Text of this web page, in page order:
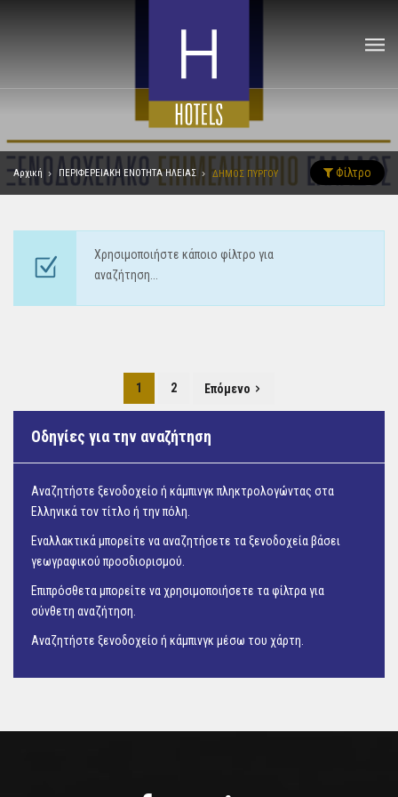
Αρχική ΠΕΡΙΦΕΡΕΙΑΚΗ ΕΝΟΤΗΤΑ ΗΛΕΙΑΣ ΔΗΜΟΣ ΠΥΡΓΟΥ Φίλτρο
Χρησιμοποιήστε κάποιο φίλτρο για
αναζήτηση...
1 2 Επόμενο
Οδηγίες για την αναζήτηση
Αναζητήστε ξενοδοχείο ή κάμπινγκ πληκτρολογώντας στα
Ελληνικά τον τίτλο ή την πόλη.
Εναλλακτικά μπορείτε να αναζητήσετε τα ξενοδοχεία βάσει
γεωγραφικού προσδιορισμού.
Επιπρόσθετα μπορείτε να χρησιμοποιήσετε τα φίλτρα για
σύνθετη αναζήτηση.
Αναζητήστε ξενοδοχείο ή κάμπινγκ μέσω του χάρτη.